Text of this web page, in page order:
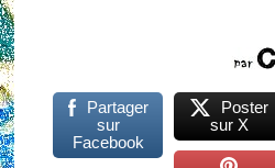
Partager
sur
Facebook
Poster
sur X